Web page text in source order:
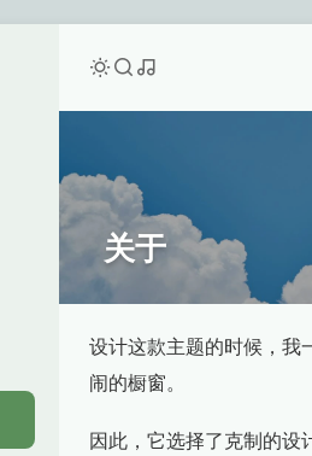
关于
设计这款主题的时候，我
闹的橱窗。
因此，它选择了克制的设